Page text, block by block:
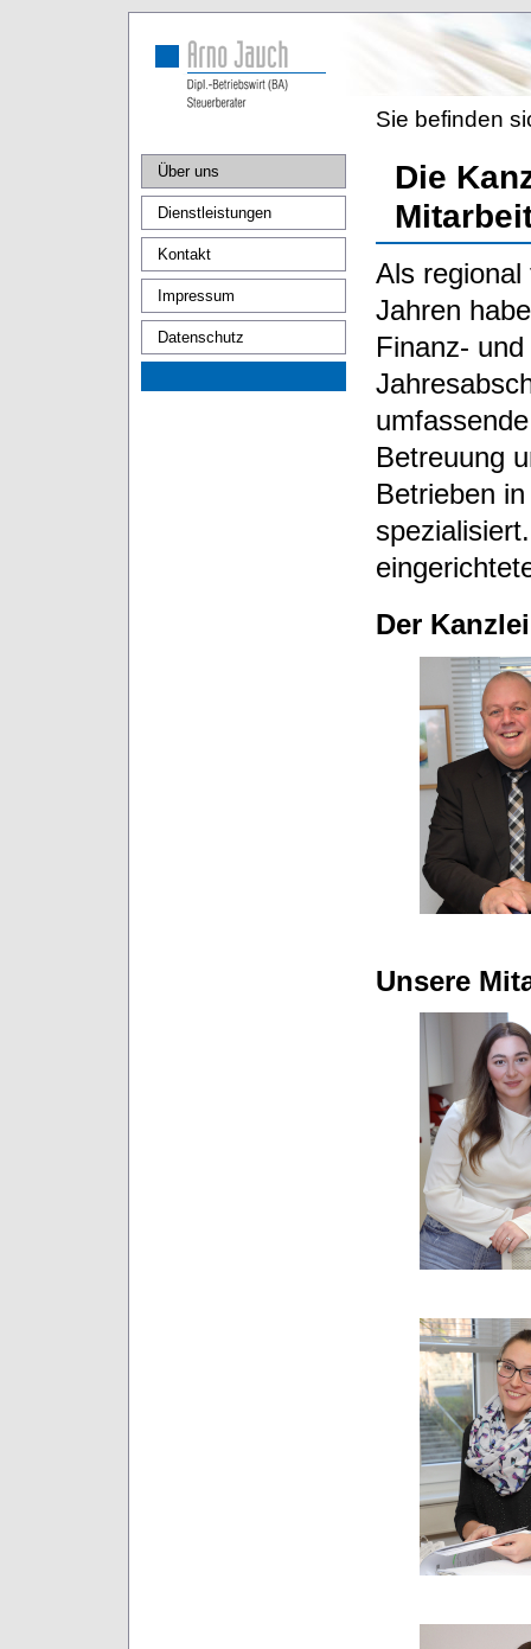
Sie befinden
Über uns
Dienstleistungen
Kontakt
Impressum
Datenschutz
Die
Als
Jahren
Finanz-
Betreuung
Betrieben
Der
Unsere